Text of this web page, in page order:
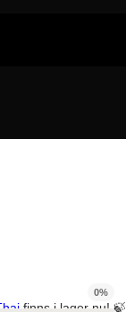
0%
finns i lager nu! 🍃